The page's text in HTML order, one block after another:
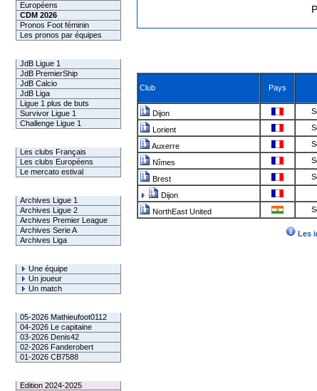
Européens
CDM 2026
Pronos Foot féminin
Les pronos par équipes
JdB Ligue 1
JdB PremierShip
JdB Calcio
JdB Liga
Ligue 1 plus de buts
Survivor Ligue 1
Challenge Ligue 1
Les clubs Français
Les clubs Européens
Le mercato estival
Archives Ligue 1
Archives Ligue 2
Archives Premier League
Archives Serie A
Archives Liga
Une équipe
Un joueur
Un match
05-2026 Mathieufoot0112
04-2026 Le capitaine
03-2026 Denis42
02-2026 Fanderobert
01-2026 CB7588
Edition 2024-2025
Club Pays
Dijon
Lorient
Auxerre
Nîmes
Brest
Dijon
NorthEast United
Les